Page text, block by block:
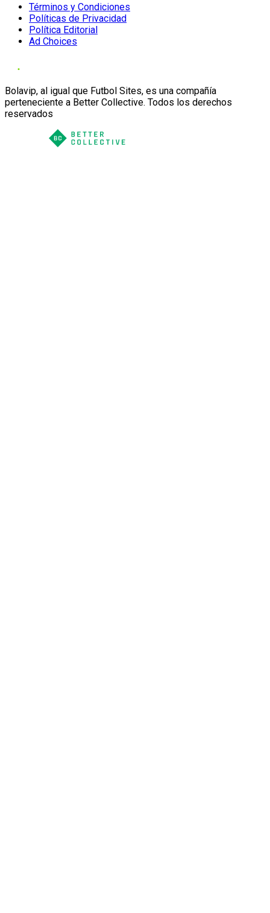
Términos y Condiciones
Políticas de Privacidad
Política Editorial
Ad Choices
Bolavip, al igual que Futbol Sites, es una compañía
perteneciente a Better Collective. Todos los derechos
reservados